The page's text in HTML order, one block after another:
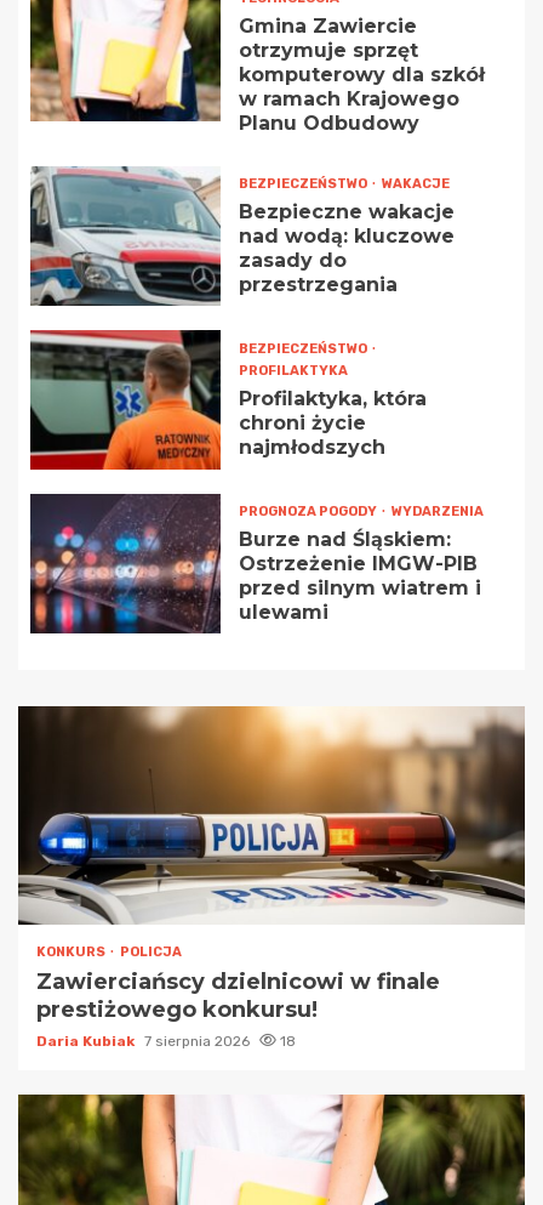
Gmina Zawiercie
otrzymuje sprzęt
komputerowy dla szkół
w ramach Krajowego
Planu Odbudowy
BEZPIECZEŃSTWO WAKACJE
Bezpieczne wakacje
nad wodą: kluczowe
zasady do
przestrzegania
BEZPIECZEŃSTWO
PROFILAKTYKA
Profilaktyka, która
chroni życie
najmłodszych
PROGNOZA POGODY WYDARZENIA
Burze nad Śląskiem:
Ostrzeżenie IMGW-PIB
przed silnym wiatrem i
ulewami
KONKURS POLICJA
Zawierciańscy dzielnicowi w finale
prestiżowego konkursu!
Daria Kubiak 7 sierpnia 2026 18